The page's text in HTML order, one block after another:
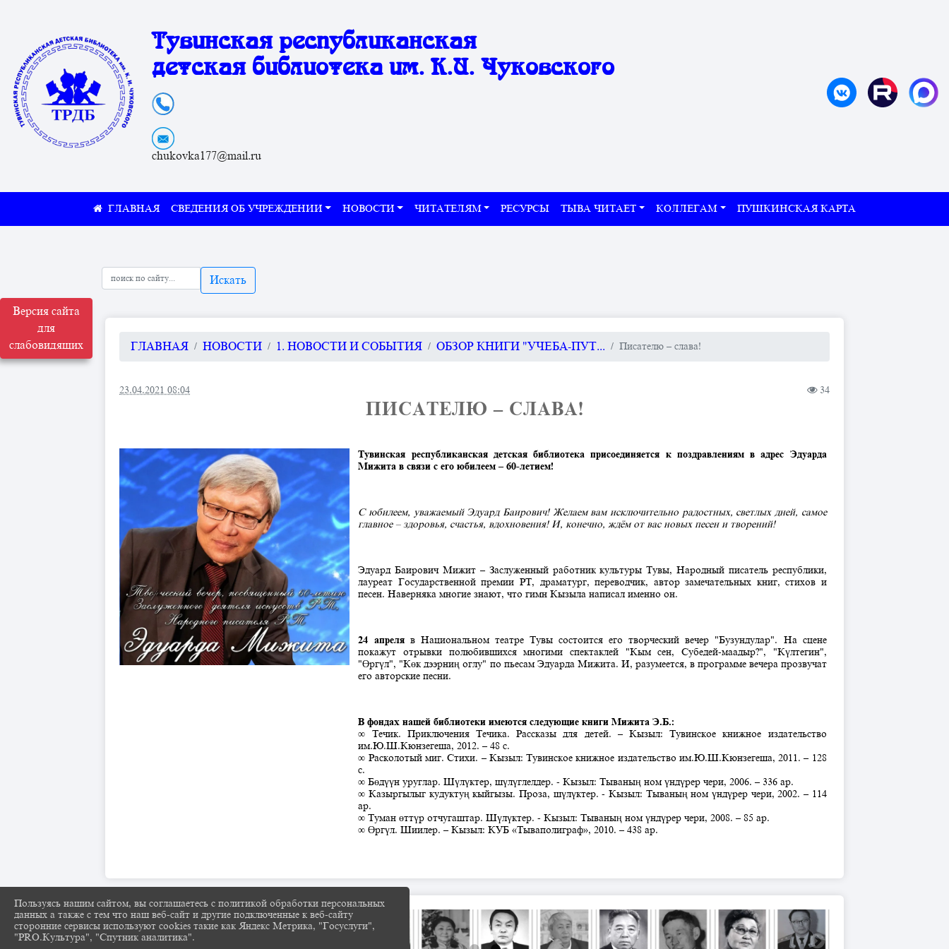
Версия сайта
для
слабовидящих
Тувинская республиканская
детская библиотека им. К.И. Чуковского
chukovka177@mail.ru
СВЕДЕНИЯ ОБ УЧРЕЖДЕНИИ НОВОСТИ ЧИТАТЕЛЯМ РЕСУРСЫ ТЫВА ЧИТАЕТ КОЛЛЕГАМ ПУШКИНСКАЯ КАРТА
Искать
ГЛАВНАЯ НОВОСТИ 1. НОВОСТИ И СОБЫТИЯ ОБЗОР КНИГИ "УЧЕБА-ПУТ... Писателю – слава!
23.04.2021 08:04 34
ПИСАТЕЛЮ – СЛАВА!
Тувинская республиканская детская библиотека присоединяется к поздравлениям в адрес Эдуарда
Мижита в связи с его юбилеем – 60-летием!
С юбилеем, уважаемый Эдуард Баирович! Желаем вам исключительно радостных, светлых дней, самое
главное – здоровья, счастья, вдохновения! И, конечно, ждём от вас новых песен и творений!
Эдуард Баирович Мижит – Заслуженный работник культуры Тувы, Народный писатель республики,
лауреат Государственной премии РТ, драматург, переводчик, автор замечательных книг, стихов и
песен. Наверняка многие знают, что гимн Кызыла написал именно он.
24 апреля в Национальном театре Тувы состоится его творческий вечер "Бузундулар". На сцене
покажут отрывки полюбившихся многими спектаклей "Кым сен, Субедей-маадыр?", "Күлтегин",
"Өргүл", "Көк дээрниң оглу" по пьесам Эдуарда Мижита. И, разумеется, в программе вечера прозвучат
его авторские песни.
В фондах нашей библиотеки имеются следующие книги Мижита Э.Б.:
∞ Течик. Приключения Течика. Рассказы для детей. – Кызыл: Тувинское книжное издательство
им.Ю.Ш.Кюнзегеша, 2012. – 48 с.
∞ Расколотый миг. Стихи. – Кызыл: Тувинское книжное издательство им.Ю.Ш.Кюнзегеша, 2011. – 128
с.
∞ Бөдүүн уруглар. Шүлүктер, шүлүглелдер. - Кызыл: Тываның ном үндүрер чери, 2006. – 336 ар.
∞ Казыргылыг кудуктуң кыйгызы. Проза, шүлүктер. - Кызыл: Тываның ном үндүрер чери, 2002. – 114
ар.
∞ Туман өттүр отчугаштар. Шүлүктер. - Кызыл: Тываның ном үндүрер чери, 2008. – 85 ар.
∞ Өргүл. Шиилер. – Кызыл: КУБ «Тываполиграф», 2010. – 438 ар.
Пользуясь нашим сайтом, вы соглашаетесь с политикой обработки персональных
данных а также с тем что наш веб-сайт и другие подключенные к веб-сайту
сторонние сервисы используют cookies такие как Яндекс Метрика, "Госуслуги",
"PRO.Культура", "Спутник аналитика".